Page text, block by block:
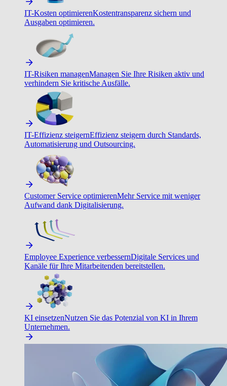
IT-Kosten optimierenKostentransparenz sichern und
Ausgaben optimieren.
IT-Risiken managenManagen Sie Ihre Risiken aktiv und
verhindern Sie kritische Ausfälle.
IT-Effizienz steigernEffizienz steigern durch Standards,
Automatisierung und Outsourcing.
Customer Service optimierenMehr Service mit weniger
Aufwand dank Digitalisierung.
Employee Experience verbessernDigitale Services und
Kanäle für Ihre Mitarbeitenden bereitstellen.
KI einsetzenNutzen Sie das Potenzial von KI in Ihrem
Unternehmen.